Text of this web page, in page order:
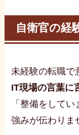
自衛官の経
未経験の転職で
IT現場の言葉に
「整備をして
強みが伝わりま